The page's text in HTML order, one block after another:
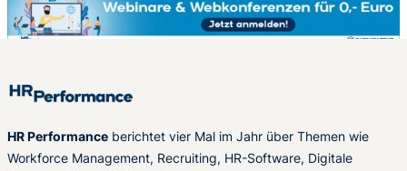
HR Performance berichtet vier Mal im Jahr über Themen wie
Workforce Management, Recruiting, HR-Software, Digitale